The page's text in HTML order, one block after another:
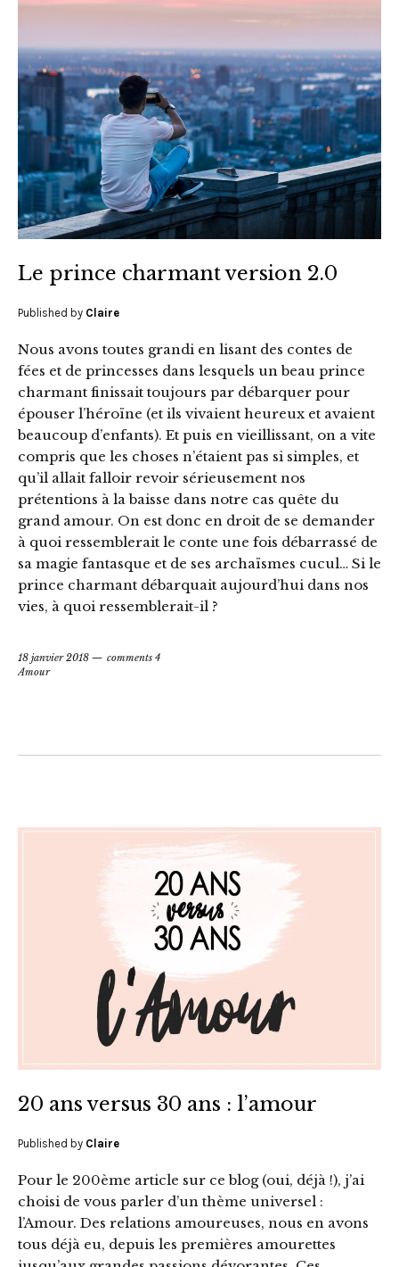
Le prince charmant version 2.0
Published by Claire
Nous avons toutes grandi en lisant des contes de
fées et de princesses dans lesquels un beau prince
charmant finissait toujours par débarquer pour
épouser l’héroïne (et ils vivaient heureux et avaient
beaucoup d’enfants). Et puis en vieillissant, on a vite
compris que les choses n’étaient pas si simples, et
qu’il allait falloir revoir sérieusement nos
prétentions à la baisse dans notre cas quête du
grand amour. On est donc en droit de se demander
à quoi ressemblerait le conte une fois débarrassé de
sa magie fantasque et de ses archaïsmes cucul… Si le
prince charmant débarquait aujourd’hui dans nos
vies, à quoi ressemblerait-il ?
18 janvier 2018
comments 4
Amour
20 ans versus 30 ans : l’amour
Published by Claire
Pour le 200ème article sur ce blog (oui, déjà !), j’ai
choisi de vous parler d’un thème universel :
l’Amour. Des relations amoureuses, nous en avons
tous déjà eu, depuis les premières amourettes